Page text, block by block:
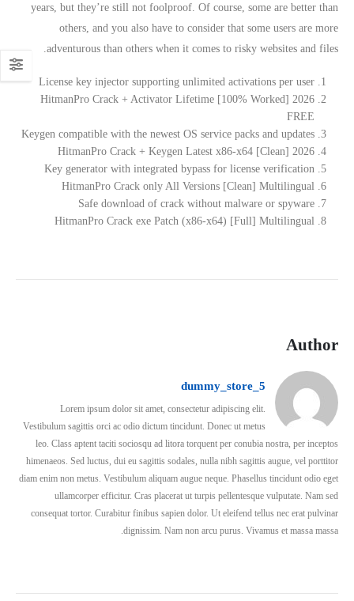
years, but they’re still not foolproof. Of course, some are better than
others, and you also have to consider that some users are more
adventurous than others when it comes to risky websites and files.
License key injector supporting unlimited activations per user
HitmanPro Crack + Activator Lifetime [100% Worked] 2026
FREE
Keygen compatible with the newest OS service packs and updates
HitmanPro Crack + Keygen Latest x86-x64 [Clean] 2026
Key generator with integrated bypass for license verification
HitmanPro Crack only All Versions [Clean] Multilingual
Safe download of crack without malware or spyware
HitmanPro Crack exe Patch (x86-x64) [Full] Multilingual
Author
dummy_store_5
Lorem ipsum dolor sit amet, consectetur adipiscing elit.
Vestibulum sagittis orci ac odio dictum tincidunt. Donec ut metus
leo. Class aptent taciti sociosqu ad litora torquent per conubia nostra, per inceptos
himenaeos. Sed luctus, dui eu sagittis sodales, nulla nibh sagittis augue, vel porttitor
diam enim non metus. Vestibulum aliquam augue neque. Phasellus tincidunt odio eget
ullamcorper efficitur. Cras placerat ut turpis pellentesque vulputate. Nam sed
consequat tortor. Curabitur finibus sapien dolor. Ut eleifend tellus nec erat pulvinar
dignissim. Nam non arcu purus. Vivamus et massa massa.